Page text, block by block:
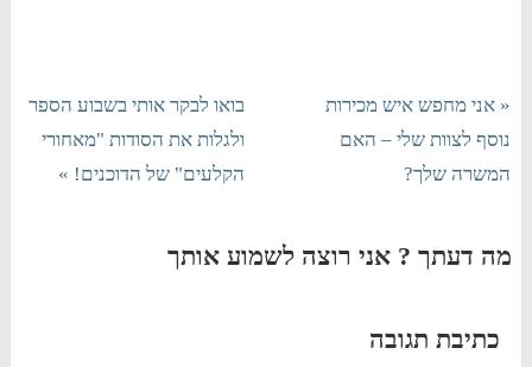
« אני מחפש איש מכירות
נוסף לצוות שלי – האם
המשרה שלך?
בואו לבקר אותי בשבוע הספר
ולגלות את הסודות "מאחורי
הקלעים" של הדוכנים! »
מה דעתך ? אני רוצה לשמוע אותך
כתיבת תגובה